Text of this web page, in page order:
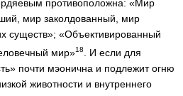
противоположна: «Мир
мир заколдованный, мир
существ»; «Объективированный
мир»18
. И если для
почти мэонична и подлежит огню
животности и внутреннего